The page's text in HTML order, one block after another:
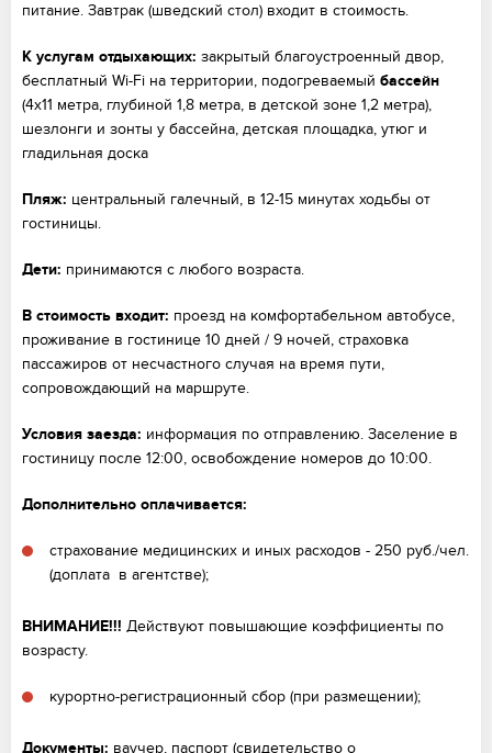
питание. Завтрак (шведский стол) входит в стоимость.
К услугам отдыхающих: закрытый благоустроенный двор,
бесплатный Wi-Fi на территории, подогреваемый бассейн
(4х11 метра, глубиной 1,8 метра, в детской зоне 1,2 метра),
шезлонги и зонты у бассейна, детская площадка, утюг и
гладильная доска
Пляж: центральный галечный, в 12-15 минутах ходьбы от
гостиницы.
Дети: принимаются с любого возраста.
В стоимость входит: проезд на комфортабельном автобусе,
проживание в гостинице 10 дней / 9 ночей, страховка
пассажиров от несчастного случая на время пути,
сопровождающий на маршруте.
Условия заезда: информация по отправлению. Заселение в
гостиницу после 12:00, освобождение номеров до 10:00.
Дополнительно оплачивается:
страхование медицинских и иных расходов - 250 руб./чел.
(доплата в агентстве);
ВНИМАНИЕ!!! Действуют повышающие коэффициенты по
возрасту.
курортно-регистрационный сбор (при размещении);
Документы: ваучер, паспорт (свидетельство о